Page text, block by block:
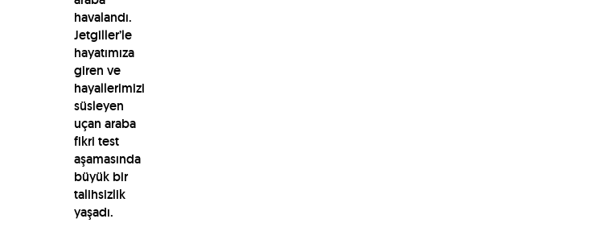
havalandı.
Jetgiller’le
hayatımıza
giren ve
hayallerimizi
süsleyen
uçan araba
fikri test
aşamasında
büyük bir
talihsizlik
yaşadı.